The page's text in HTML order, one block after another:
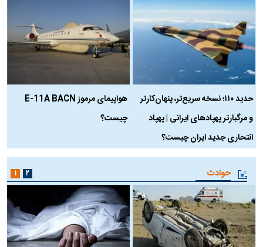
حدید ۱۱۰؛ نسخه سریع‌تر، پنهان‌کارتر
و مرگبارتر پهپادهای ایرانی | پهپاد
انتحاری جدید ایران چیست؟
هواپیمای مرموز E-11A BACN
چیست؟
حوادث ۱ ۲